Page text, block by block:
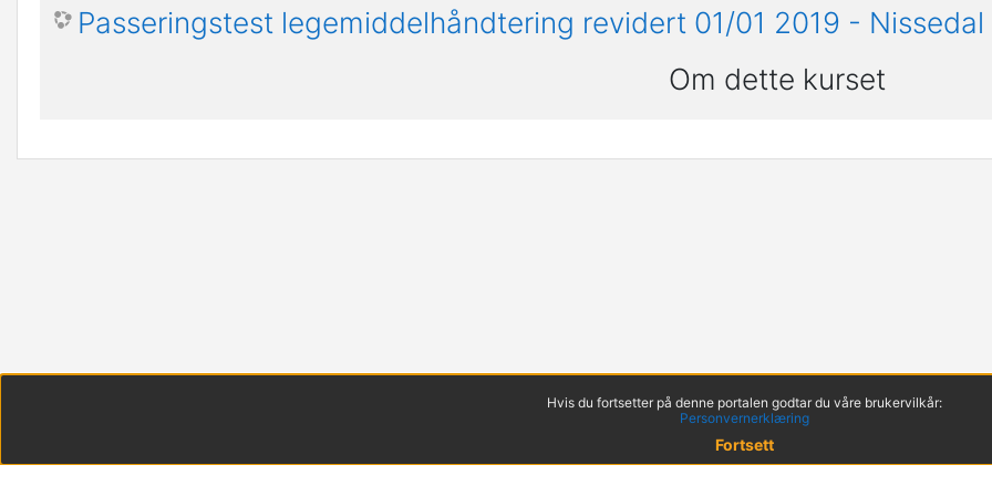
Passeringstest legemiddelhåndtering revidert 01/01 2019 - Nissedal
Om dette kurset
Hvis du fortsetter på denne portalen godtar du våre brukervilkår:
Personvernerklæring
Fortsett